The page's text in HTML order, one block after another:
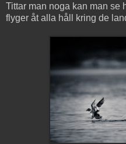
Tittar man noga kan man se
flyger åt alla håll kring de